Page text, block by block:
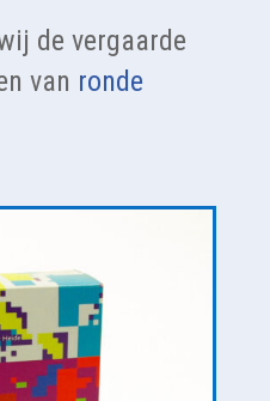
de vergaarde
van ronde